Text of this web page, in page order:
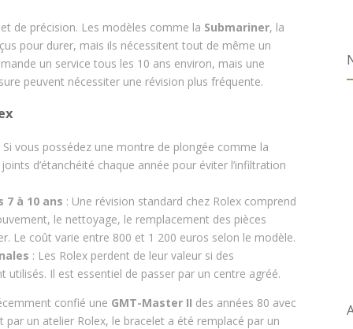
de précision. Les modèles comme la Submariner, la
pour durer, mais ils nécessitent tout de même un
un service tous les 10 ans environ, mais une
peuvent nécessiter une révision plus fréquente.
vous possédez une montre de plongée comme la
d’étanchéité chaque année pour éviter l’infiltration
à 10 ans : Une révision standard chez Rolex comprend
le nettoyage, le remplacement des pièces
Le coût varie entre 800 et 1 200 euros selon le modèle.
: Les Rolex perdent de leur valeur si des
Il est essentiel de passer par un centre agréé.
confié une GMT-Master II des années 80 avec
par un atelier Rolex, le bracelet a été remplacé par un